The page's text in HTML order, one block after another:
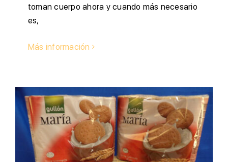
toman cuerpo ahora y cuando más necesario
es,
Más información